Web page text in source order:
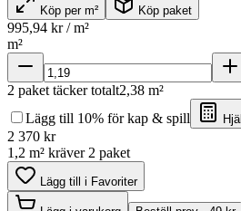
Köp per m² Köp paket
995,94 kr / m²
m²
2 paket täcker totalt2,38 m²
Lägg till 10% för kap & spill
2 370 kr
1,2 m² kräver 2 paket
Lägg till i Favoriter